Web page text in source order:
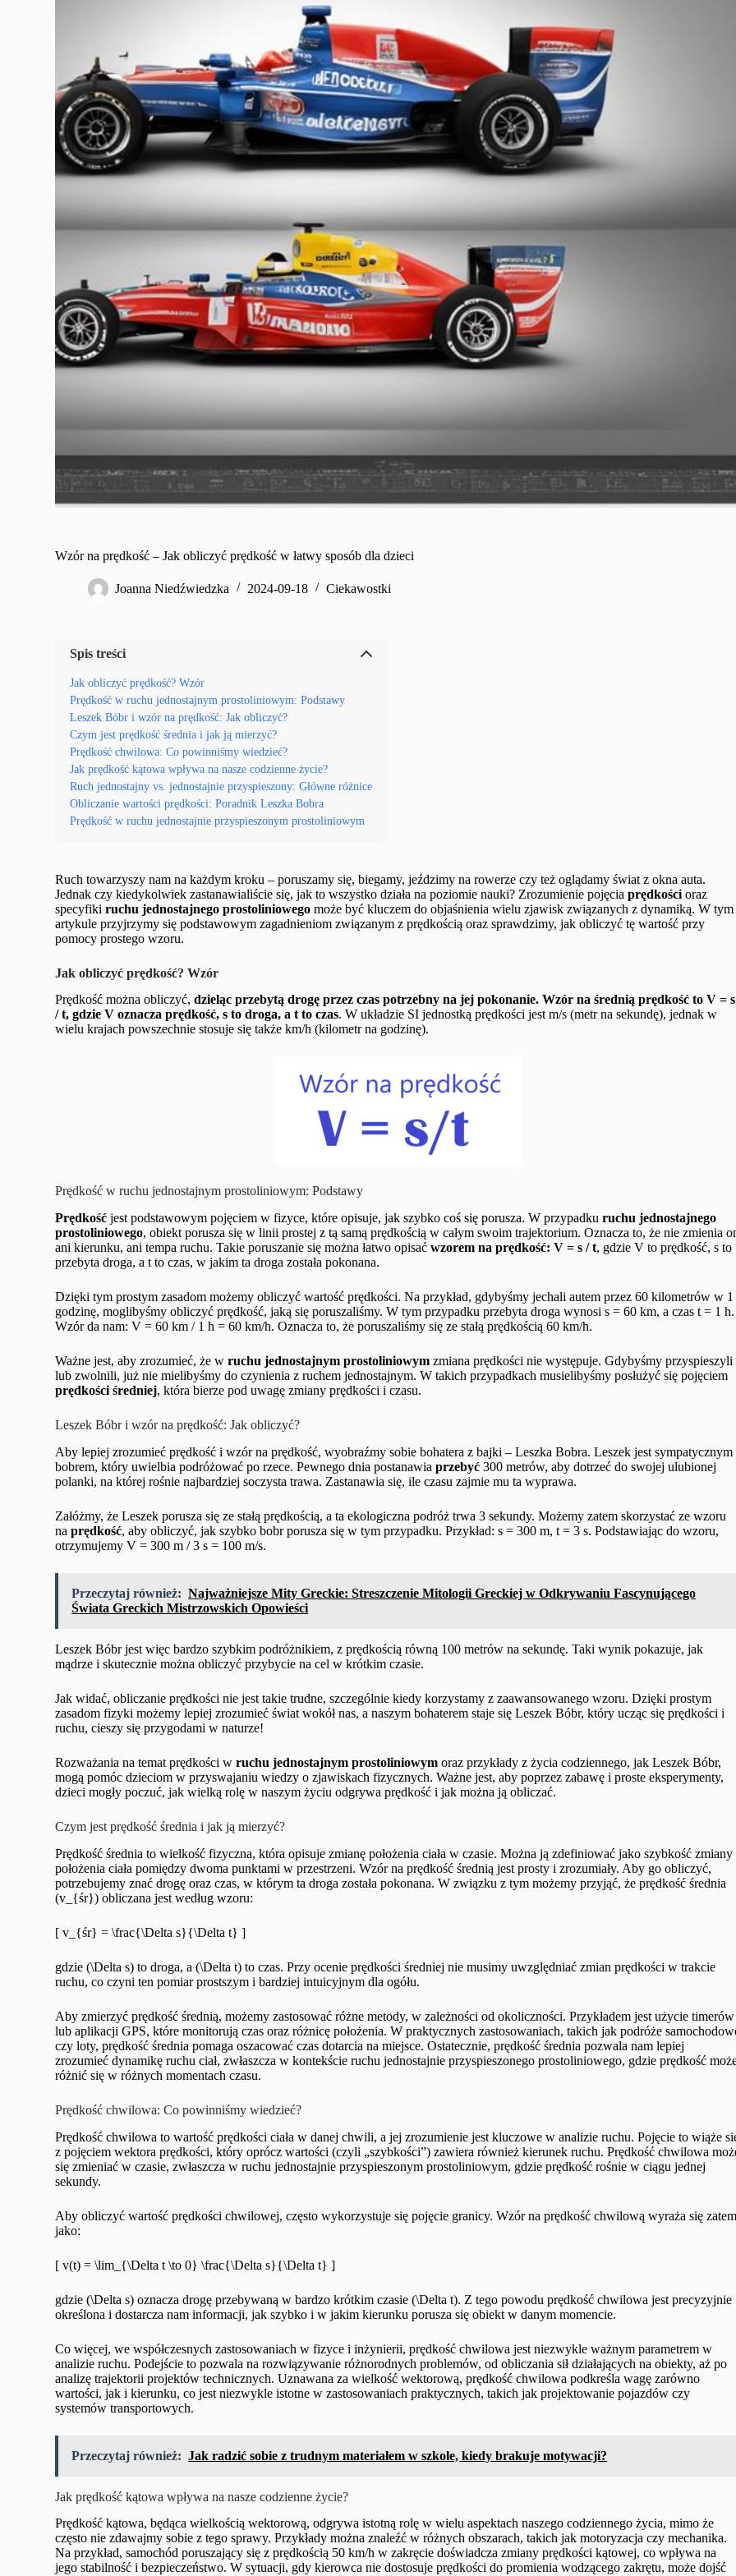
Wzór na prędkość – Jak obliczyć prędkość w łatwy sposób dla dzieci
Joanna Niedźwiedzka 2024-09-18 Ciekawostki
Spis treści
Jak obliczyć prędkość? Wzór
Prędkość w ruchu jednostajnym prostoliniowym: Podstawy
Leszek Bóbr i wzór na prędkość: Jak obliczyć?
Czym jest prędkość średnia i jak ją mierzyć?
Prędkość chwilowa: Co powinniśmy wiedzieć?
Jak prędkość kątowa wpływa na nasze codzienne życie?
Ruch jednostajny vs. jednostajnie przyspieszony: Główne różnice
Obliczanie wartości prędkości: Poradnik Leszka Bobra
Prędkość w ruchu jednostajnie przyspieszonym prostoliniowym
Ruch towarzyszy nam na każdym kroku – poruszamy się, biegamy, jeździmy na rowerze czy też oglądamy świat z okna auta.
Jednak czy kiedykolwiek zastanawialiście się, jak to wszystko działa na poziomie nauki? Zrozumienie pojęciaprędkości oraz
specyfikiruchu jednostajnego prostoliniowego może być kluczem do objaśnienia wielu zjawisk związanych z dynamiką. W tym
artykule przyjrzymy się podstawowym zagadnieniom związanym z prędkością oraz sprawdzimy, jak obliczyć tę wartość przy
pomocy prostego wzoru.
Jak obliczyć prędkość? Wzór
Prędkość można obliczyć,dzieląc przebytą drogę przez czas potrzebny na jej pokonanie. Wzór na średnią prędkość to V = s
/ t, gdzie V oznacza prędkość, s to droga, a t to czas. W układzie SI jednostką prędkości jest m/s (metr na sekundę), jednak w
wielu krajach powszechnie stosuje się także km/h (kilometr na godzinę).
Prędkość w ruchu jednostajnym prostoliniowym: Podstawy
Prędkość jest podstawowym pojęciem w fizyce, które opisuje, jak szybko coś się porusza. W przypadkuruchu jednostajnego
prostoliniowego, obiekt porusza się w linii prostej z tą samą prędkością w całym swoim trajektorium. Oznacza to, że nie zmienia
ani kierunku, ani tempa ruchu. Takie poruszanie się można łatwo opisaćwzorem na prędkość: V = s / t, gdzie V to prędkość, s to
przebyta droga, a t to czas, w jakim ta droga została pokonana.
Dzięki tym prostym zasadom możemy obliczyć wartość prędkości. Na przykład, gdybyśmy jechali autem przez 60 kilometrów w 1
godzinę, moglibyśmy obliczyć prędkość, jaką się poruszaliśmy. W tym przypadku przebyta droga wynosi s = 60 km, a czas t = 1 h.
Wzór da nam: V = 60 km / 1 h = 60 km/h. Oznacza to, że poruszaliśmy się ze stałą prędkością 60 km/h.
Ważne jest, aby zrozumieć, że wruchu jednostajnym prostoliniowym zmiana prędkości nie występuje. Gdybyśmy przyspieszyli
lub zwolnili, już nie mielibyśmy do czynienia z ruchem jednostajnym. W takich przypadkach musielibyśmy posłużyć się pojęciem
prędkości średniej, która bierze pod uwagę zmiany prędkości i czasu.
Leszek Bóbr i wzór na prędkość: Jak obliczyć?
Aby lepiej zrozumieć prędkość i wzór na prędkość, wyobraźmy sobie bohatera z bajki – Leszka Bobra. Leszek jest sympatycznym
bobrem, który uwielbia podróżować po rzece. Pewnego dnia postanawiaprzebyć 300 metrów, aby dotrzeć do swojej ulubionej
polanki, na której rośnie najbardziej soczysta trawa. Zastanawia się, ile czasu zajmie mu ta wyprawa.
Załóżmy, że Leszek porusza się ze stałą prędkością, a ta ekologiczna podróż trwa 3 sekundy. Możemy zatem skorzystać ze wzoru
naprędkość, aby obliczyć, jak szybko bobr porusza się w tym przypadku. Przykład: s = 300 m, t = 3 s. Podstawiając do wzoru,
otrzymujemy V = 300 m / 3 s = 100 m/s.
Przeczytaj również: Najważniejsze Mity Greckie: Streszczenie Mitologii Greckiej w Odkrywaniu Fascynującego
Świata Greckich Mistrzowskich Opowieści
Leszek Bóbr jest więc bardzo szybkim podróżnikiem, z prędkością równą 100 metrów na sekundę. Taki wynik pokazuje, jak
mądrze i skutecznie można obliczyć przybycie na cel w krótkim czasie.
Jak widać, obliczanie prędkości nie jest takie trudne, szczególnie kiedy korzystamy z zaawansowanego wzoru. Dzięki prostym
zasadom fizyki możemy lepiej zrozumieć świat wokół nas, a naszym bohaterem staje się Leszek Bóbr, który ucząc się prędkości i
ruchu, cieszy się przygodami w naturze!
Rozważania na temat prędkości wruchu jednostajnym prostoliniowym oraz przykłady z życia codziennego, jak Leszek Bóbr,
mogą pomóc dzieciom w przyswajaniu wiedzy o zjawiskach fizycznych. Ważne jest, aby poprzez zabawę i proste eksperymenty,
dzieci mogły poczuć, jak wielką rolę w naszym życiu odgrywa prędkość i jak można ją obliczać.
Czym jest prędkość średnia i jak ją mierzyć?
Prędkość średnia to wielkość fizyczna, która opisuje zmianę położenia ciała w czasie. Można ją zdefiniować jako szybkość zmiany
położenia ciała pomiędzy dwoma punktami w przestrzeni. Wzór na prędkość średnią jest prosty i zrozumiały. Aby go obliczyć,
potrzebujemy znać drogę oraz czas, w którym ta droga została pokonana. W związku z tym możemy przyjąć, że prędkość średnia
(v_{śr}) obliczana jest według wzoru:
[ v_{śr} = \frac{\Delta s}{\Delta t} ]
gdzie (\Delta s) to droga, a (\Delta t) to czas. Przy ocenie prędkości średniej nie musimy uwzględniać zmian prędkości w trakcie
ruchu, co czyni ten pomiar prostszym i bardziej intuicyjnym dla ogółu.
Aby zmierzyć prędkość średnią, możemy zastosować różne metody, w zależności od okoliczności. Przykładem jest użycie timerów
lub aplikacji GPS, które monitorują czas oraz różnicę położenia. W praktycznych zastosowaniach, takich jak podróże
czy loty, prędkość średnia pomaga oszacować czas dotarcia na miejsce. Ostatecznie, prędkość średnia pozwala nam lepiej
zrozumieć dynamikę ruchu ciał, zwłaszcza w kontekście ruchu jednostajnie przyspieszonego prostoliniowego, gdzie prędkość
różnić się w różnych momentach czasu.
Prędkość chwilowa: Co powinniśmy wiedzieć?
Prędkość chwilowa to wartość prędkości ciała w danej chwili, a jej zrozumienie jest kluczowe w analizie ruchu. Pojęcie to wiąże
z pojęciem wektora prędkości, który oprócz wartości (czyli „szybkości”) zawiera również kierunek ruchu. Prędkość chwilowa
się zmieniać w czasie, zwłaszcza w ruchu jednostajnie przyspieszonym prostoliniowym, gdzie prędkość rośnie w ciągu jednej
sekundy.
Aby obliczyć wartość prędkości chwilowej, często wykorzystuje się pojęcie granicy. Wzór na prędkość chwilową wyraża się
jako:
[ v(t) = \lim_{\Delta t \to 0} \frac{\Delta s}{\Delta t} ]
gdzie (\Delta s) oznacza drogę przebywaną w bardzo krótkim czasie (\Delta t). Z tego powodu prędkość chwilowa jest precyzyjnie
określona i dostarcza nam informacji, jak szybko i w jakim kierunku porusza się obiekt w danym momencie.
Co więcej, we współczesnych zastosowaniach w fizyce i inżynierii, prędkość chwilowa jest niezwykle ważnym parametrem w
analizie ruchu. Podejście to pozwala na rozwiązywanie różnorodnych problemów, od obliczania sił działających na obiekty, aż po
analizę trajektorii projektów technicznych. Uznawana za wielkość wektorową, prędkość chwilowa podkreśla wagę zarówno
wartości, jak i kierunku, co jest niezwykle istotne w zastosowaniach praktycznych, takich jak projektowanie pojazdów czy
systemów transportowych.
Przeczytaj również: Jak radzić sobie z trudnym materiałem w szkole, kiedy brakuje motywacji?
Jak prędkość kątowa wpływa na nasze codzienne życie?
Prędkość kątowa, będąca wielkością wektorową, odgrywa istotną rolę w wielu aspektach naszego codziennego życia, mimo że
często nie zdawajmy sobie z tego sprawy. Przykłady można znaleźć w różnych obszarach, takich jak motoryzacja czy mechanika.
Na przykład, samochód poruszający się z prędkością 50 km/h w zakręcie doświadcza zmiany prędkości kątowej, co wpływa na
jego stabilność i bezpieczeństwo. W sytuacji, gdy kierowca nie dostosuje prędkości do promienia wodzącego zakrętu, może dojść